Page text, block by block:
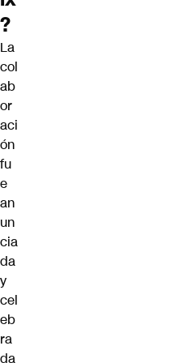
?
La
col
ab
or
aci
ón
fu
e
an
un
cia
da
y
cel
eb
ra
da